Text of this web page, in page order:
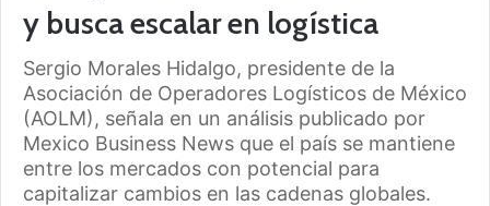
y busca escalar en logística
Sergio Morales Hidalgo, presidente de la
Asociación de Operadores Logísticos de México
(AOLM), señala en un análisis publicado por
Mexico Business News que el país se mantiene
entre los mercados con potencial para
capitalizar cambios en las cadenas globales.